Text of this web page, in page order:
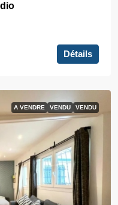
Détails
A VENDRE VENDU VENDU